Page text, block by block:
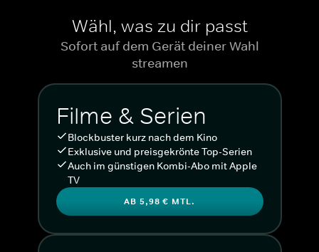
Wähl, was zu dir passt
Sofort auf dem Gerät deiner Wahl
streamen
Filme & Serien
Blockbuster kurz nach dem Kino
Exklusive und preisgekrönte Top-Serien
Auch im günstigen Kombi-Abo mit Apple
TV
AB 5,98 € MTL.